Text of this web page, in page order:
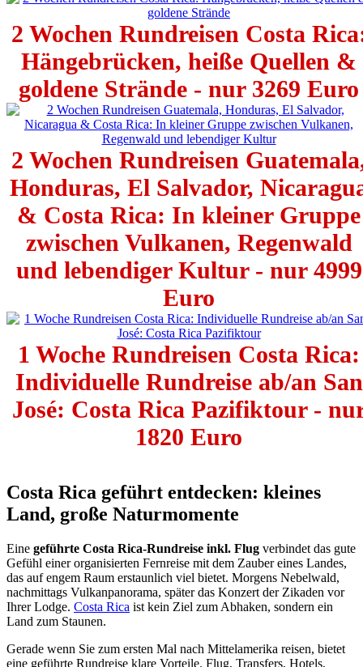
2 Wochen Rundreisen Costa
Hängebrücken, heiße Quellen &
goldene Strände - nur 3269 Euro
2 Wochen Rundreisen
Honduras, El Salvador,
& Costa Rica: In kleiner Gruppe
zwischen Vulkanen, Regenwald
und lebendiger Kultur - nur 4999
Euro
1 Woche Rundreisen Costa Rica:
Individuelle Rundreise ab/an San
José: Costa Rica Pazifiktour -
1820 Euro
Costa Rica geführt entdecken: kleines
Land, große Naturmomente
Eine geführte Costa Rica-Rundreise inkl. Flug verbindet das gute
Gefühl einer organisierten Fernreise mit dem Zauber eines Landes,
das auf engem Raum erstaunlich viel bietet. Morgens Nebelwald,
nachmittags Vulkanpanorama, später das Konzert der Zikaden vor
Ihrer Lodge. Costa Rica ist kein Ziel zum Abhaken, sondern ein
Land zum Staunen.
Gerade wenn Sie zum ersten Mal nach Mittelamerika reisen, bietet
eine geführte Rundreise klare Vorteile. Flug, Transfers, Hotels,